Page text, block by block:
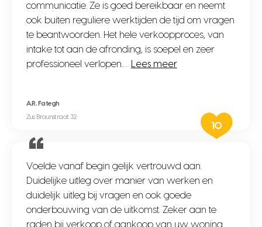
communicatie. Ze is goed bereikbaar en neemt
ook buiten reguliere werktijden de tijd om vragen
te beantwoorden. Het hele verkoopproces, van
intake tot aan de afronding, is soepel en zeer
professioneel verlopen.…
Lees meer
A.R. Fategh
Zus Braunstraat 32
10
Voelde vanaf begin gelijk vertrouwd aan.
Duidelijke uitleg over manier van werken en
duidelijk uitleg bij vragen en ook goede
onderbouwing van de uitkomst. Zeker aan te
raden bij verkoop of aankoop van uw woning